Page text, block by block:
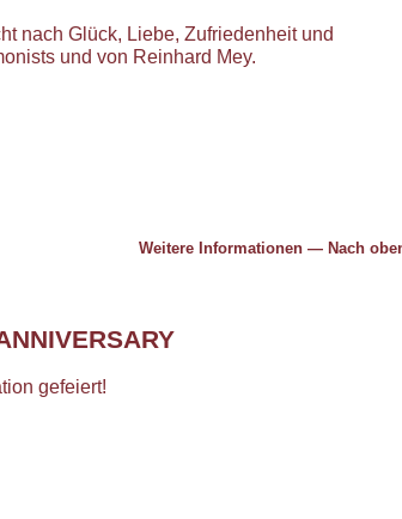
nach Glück, Liebe, Zufriedenheit und
und von Reinhard Mey.
Weitere Informationen — Nach
gefeiert!